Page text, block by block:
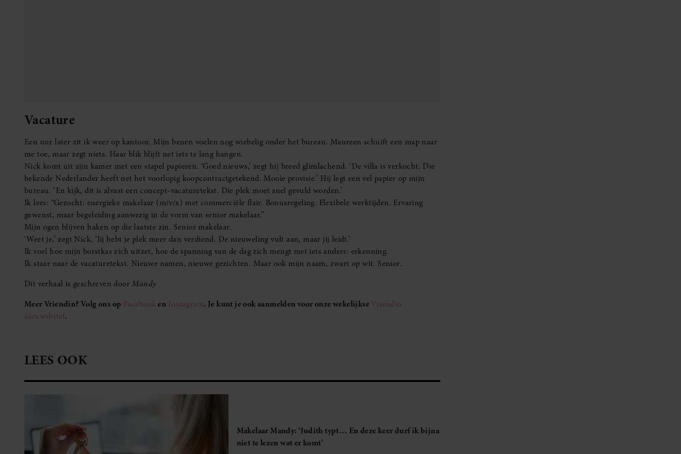
LEES OOK
Mandy (33) werkt als makelaar in een middelgrote stad en
is kersvers single. Na de eerste paar zware weken vol
verdriet, klimt ze langzaam weer op.
LEES MEER VAN MANDY
Makelaar Mandy: ‘Judith typt… En deze keer durf ik bijna
niet te lezen wat er komt’
Makelaar Mandy: ‘Aan de andere kant van de lijn ademt
Maureen zacht uit’